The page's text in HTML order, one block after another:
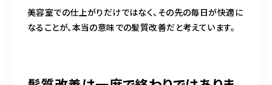
美容室での仕上がりだけではなく、その先の毎日が快適に
なることが、本当の意味での髪質改善だと考えています。